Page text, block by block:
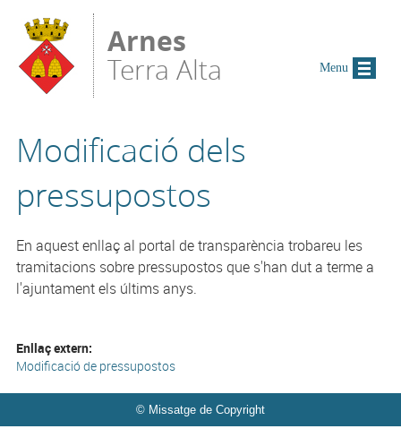
Arnes
Terra Alta
Modificació dels
pressupostos
En aquest enllaç al portal de transparència trobareu les
tramitacions sobre pressupostos que s'han dut a terme a
l'ajuntament els últims anys.
Enllaç extern:
Modificació de pressupostos
© Missatge de Copyright
Menu